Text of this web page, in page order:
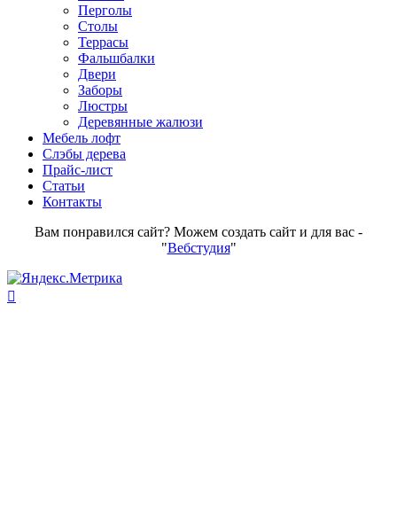
Перголы
Столы
Террасы
Фальшбалки
Двери
Заборы
Люстры
Деревянные жалюзи
Мебель лофт
Слэбы дерева
Прайс-лист
Статьи
Контакты
Вам понравился сайт? Можем создать сайт и для вас -
"Вебстудия"